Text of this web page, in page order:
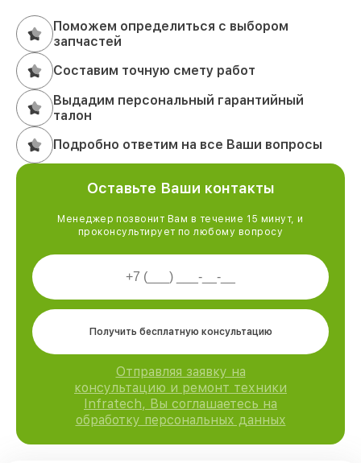
Поможем определиться с выбором
запчастей
Составим точную смету работ
Выдадим персональный гарантийный
талон
Подробно ответим на все Ваши вопросы
Оставьте Ваши контакты
Менеджер позвонит Вам в течение 15 минут, и
проконсультирует по любому вопросу
Получить бесплатную консультацию
Отправляя заявку на
консультацию и ремонт техники
Infratech, Вы соглашаетесь на
обработку персональных данных